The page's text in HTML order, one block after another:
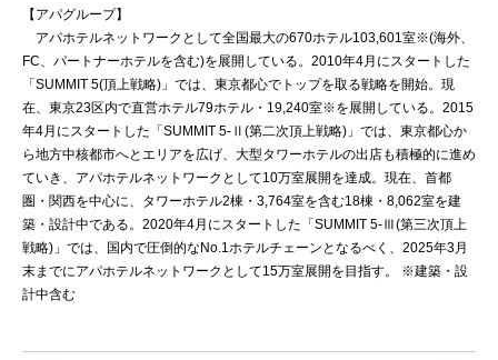
【アパグループ】
アパホテルネットワークとして全国最大の670ホテル103,601室※(海外、
FC、パートナーホテルを含む)を展開している。2010年4月にスタートした
「SUMMIT 5(頂上戦略)」では、東京都心でトップを取る戦略を開始。現
在、東京23区内で直営ホテル79ホテル・19,240室※を展開している。2015
年4月にスタートした「SUMMIT 5-Ⅱ(第二次頂上戦略)」では、東京都心か
ら地方中核都市へとエリアを広げ、大型タワーホテルの出店も積極的に進め
ていき、アパホテルネットワークとして10万室展開を達成。現在、首都
圏・関西を中心に、タワーホテル2棟・3,764室を含む18棟・8,062室を建
築・設計中である。2020年4月にスタートした「SUMMIT 5-Ⅲ(第三次頂上
戦略)」では、国内で圧倒的なNo.1ホテルチェーンとなるべく、2025年3月
末までにアパホテルネットワークとして15万室展開を目指す。 ※建築・設
計中含む